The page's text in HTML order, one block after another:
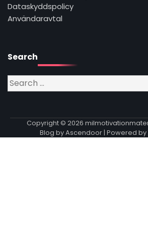
Dataskyddspolicy
Användaravtal
Search
Search
for:
Copyright © 2026
Blog byAscendoor| Powered by